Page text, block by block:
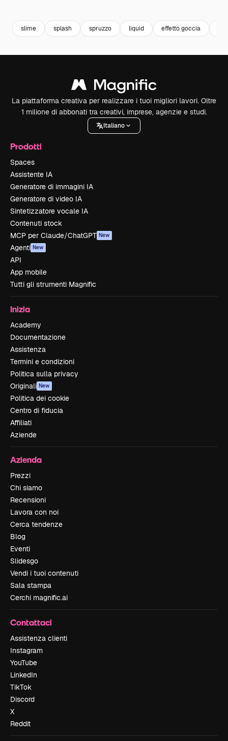
slime splash spruzzo liquid effetto goccia
La piattaforma creativa per realizzare i tuoi migliori lavori. Oltre
1 milione di abbonati tra creativi, imprese, agenzie e studi.
Italiano
Prodotti
Spaces
Assistente IA
Generatore di immagini IA
Generatore di video IA
Sintetizzatore vocale IA
Contenuti stock
MCP per Claude/ChatGPT New
Agenti New
API
App mobile
Tutti gli strumenti Magnific
Inizia
Academy
Documentazione
Assistenza
Termini e condizioni
Politica sulla privacy
Originali New
Politica dei cookie
Centro di fiducia
Affiliati
Aziende
Azienda
Prezzi
Chi siamo
Recensioni
Lavora con noi
Cerca tendenze
Blog
Eventi
Slidesgo
Vendi i tuoi contenuti
Sala stampa
Cerchi magnific.ai
Contattaci
Assistenza clienti
Instagram
YouTube
LinkedIn
TikTok
Discord
X
Reddit